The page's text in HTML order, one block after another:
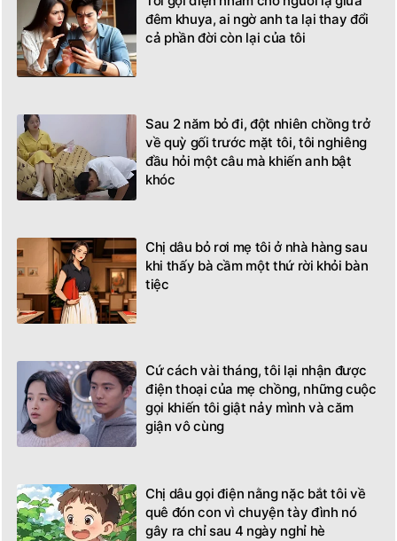
đêm khuya, ai ngờ anh ta lại thay đổi
cả phần đời còn lại của tôi
Sau 2 năm bỏ đi, đột nhiên chồng trở
về quỳ gối trước mặt tôi, tôi nghiêng
đầu hỏi một câu mà khiến anh bật
khóc
Chị dâu bỏ rơi mẹ tôi ở nhà hàng sau
khi thấy bà cầm một thứ rời khỏi bàn
tiệc
Cứ cách vài tháng, tôi lại nhận được
điện thoại của mẹ chồng, những cuộc
gọi khiến tôi giật nảy mình và căm
giận vô cùng
Chị dâu gọi điện nằng nặc bắt tôi về
quê đón con vì chuyện tày đình nó
gây ra chỉ sau 4 ngày nghỉ hè